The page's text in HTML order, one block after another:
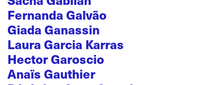
Fernanda Galvão
Giada Ganassin
Laura Garcia Karras
Hector Garoscio
Anaïs Gauthier